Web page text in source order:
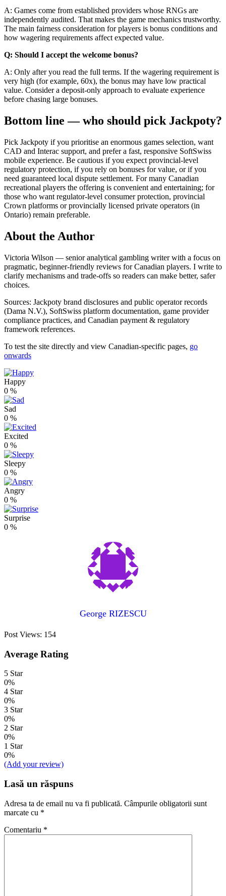
A: Games come from established providers whose RNGs are
independently audited. That makes the game mechanics trustworthy.
The main fairness consideration for players is bonus conditions and
how wagering requirements affect expected value.
Q: Should I accept the welcome bonus?
A: Only after you read the full terms. If the wagering requirement is
very high (for example, 60x), the bonus may have low practical
value. Consider a deposit-only approach to evaluate experience
before chasing large bonuses.
Bottom line — who should pick Jackpoty?
Pick Jackpoty if you prioritise an enormous games selection, want
CAD and Interac support, and prefer a fast, responsive SoftSwiss
mobile experience. Be cautious if you expect provincial-level
regulatory protection, if you rely on bonuses for value, or if you
need guaranteed local dispute settlement. For many Canadian
recreational players the offering is convenient and entertaining; for
those who want regulator-level consumer protection, provincial
Crown platforms or provincially licensed private operators (in
Ontario) remain preferable.
About the Author
Victoria Wilson — senior analytical gambling writer with a focus on
pragmatic, beginner-friendly reviews for Canadian players. I write to
clarify mechanisms and trade-offs so readers can make better, safer
choices.
Sources: Jackpoty brand disclosures and public operator records
(Dama N.V.), SoftSwiss platform documentation, game provider
compliance practices, and Canadian payment & regulatory
framework references.
To test the site directly and view Canadian-specific pages, go
onwards
Happy
0 %
Sad
0 %
Excited
0 %
Sleepy
0 %
Angry
0 %
Surprise
0 %
George RIZESCU
Post Views: 154
Average Rating
5 Star
0%
4 Star
0%
3 Star
0%
2 Star
0%
1 Star
0%
(Add your review)
Lasă un răspuns
Adresa ta de email nu va fi publicată. Câmpurile obligatorii sunt
marcate cu *
Comentariu *